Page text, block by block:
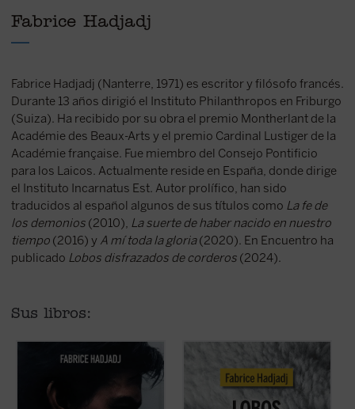
Fabrice Hadjadj
Fabrice Hadjadj (Nanterre, 1971) es escritor y filósofo francés.
Durante 13 años dirigió el Instituto Philanthropos en Friburgo
(Suiza). Ha recibido por su obra el premio Montherlant de la
Académie des Beaux-Arts y el premio Cardinal Lustiger de la
Académie française. Fue miembro del Consejo Pontificio
para los Laicos. Actualmente reside en España, donde dirige
el Instituto Incarnatus Est. Autor prolífico, han sido
traducidos al español algunos de sus títulos como La fe de
los demonios(2010), La suerte de haber nacido en nuestro
tiempo(2016) y A mí toda la gloria(2020). En Encuentro ha
publicado Lobos disfrazados de corderos(2024).
Sus libros:
cine. Cuando un actor se convierte en
inevitablemente refleja algo de su época.
Fabrice Hadjadj nos sumerge en las
raíces del mal, donde, según el Evangelio,
«los lobos se disfrazan de corderos».
Una denuncia de la mentira, la impostura
y la credulidad. Un alegato a favor de la fe.
(ver ficha)